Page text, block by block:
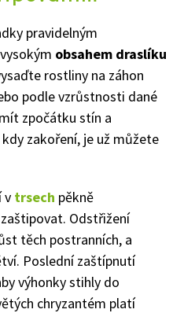
pravidelným
obsahem draslíku
rostliny na záhon
podle vzrůstnosti dané
zpočátku stín a
zakoření, je už můžete
v trsech pěkně
Odstřižení
těch postranních, a
Poslední zaštípnutí
výhonky stihly do
chryzantém platí